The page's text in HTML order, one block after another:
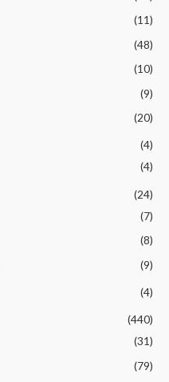
(11)
(48)
(10)
(9)
(20)
(4)
(4)
(24)
(7)
(8)
(9)
(4)
(440)
(31)
(79)